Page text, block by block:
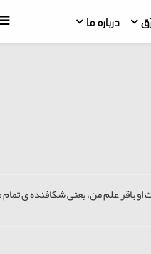
درباره ما
باقر علم من، یعنی شکافنده ی